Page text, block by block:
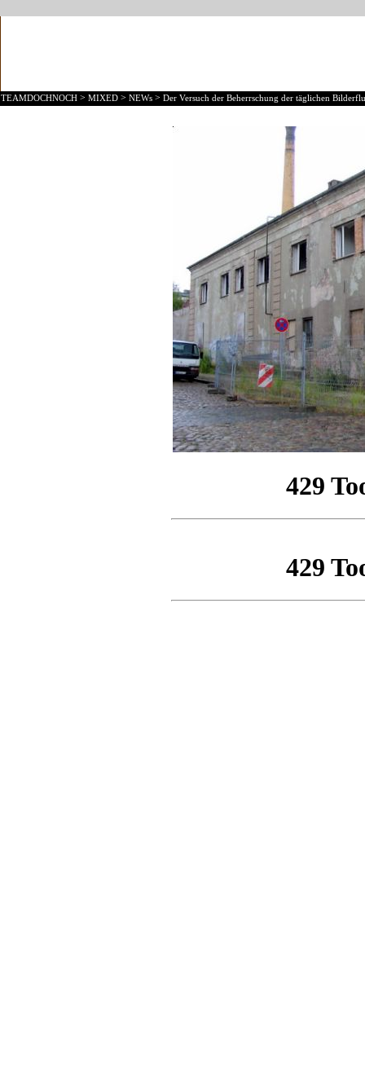
TEAMDOCHNOCH > MIXED > NEWs > Der Versuch der Beherrschung der täglichen